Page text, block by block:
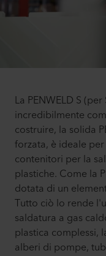
La PENWELD S
incredibilmente
costruire, la solida
forzata, è ideale
contenitori per la
plastiche. Come la
dotata di un
Tutto ciò lo rende
saldatura a gas
plastica complessi,
alberi di pompe,